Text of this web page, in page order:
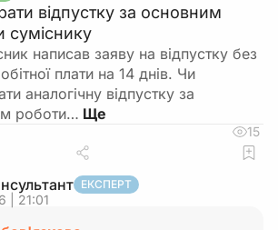
відпустку за основним
суміснику
написав заяву на відпустку без
плати на 14 днів. Чи
аналогічну відпустку за
роботи…
15
ЕКСПЕРТ
| 21:01